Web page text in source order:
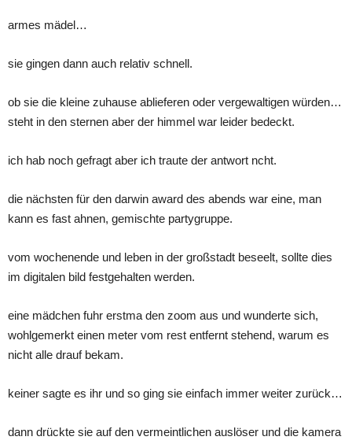
armes mädel…
sie gingen dann auch relativ schnell.
ob sie die kleine zuhause ablieferen oder vergewaltigen würden…
steht in den sternen aber der himmel war leider bedeckt.
ich hab noch gefragt aber ich traute der antwort ncht.
die nächsten für den darwin award des abends war eine, man
kann es fast ahnen, gemischte partygruppe.
vom wochenende und leben in der großstadt beseelt, sollte dies
im digitalen bild festgehalten werden.
eine mädchen fuhr erstma den zoom aus und wunderte sich,
wohlgemerkt einen meter vom rest entfernt stehend, warum es
nicht alle drauf bekam.
keiner sagte es ihr und so ging sie einfach immer weiter zurück…
dann drückte sie auf den vermeintlichen auslöser und die kamera